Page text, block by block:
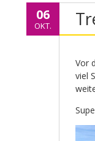
06
OKT.
Vor
viel